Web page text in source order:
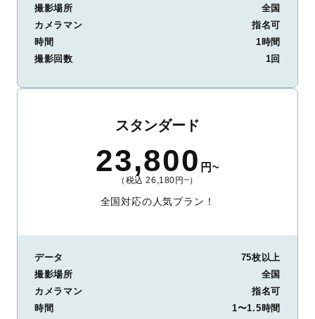
撮影場所
全国
カメラマン
指名可
時間
1時間
撮影回数
1回
スタンダード
23,800 円~
（税込 26,180円~）
全国対応の人気プラン！
データ
75枚以上
撮影場所
全国
カメラマン
指名可
時間
1〜1.5時間